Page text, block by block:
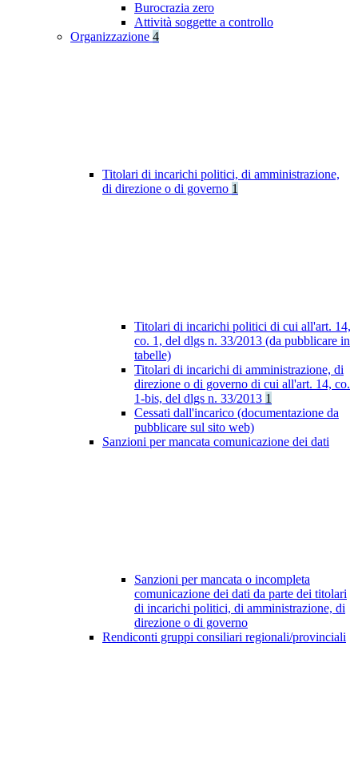
Burocrazia zero
Attività soggette a controllo
Organizzazione 4
Titolari di incarichi politici, di amministrazione,
di direzione o di governo 1
Titolari di incarichi politici di cui all'art. 14,
co. 1, del dlgs n. 33/2013 (da pubblicare in
tabelle)
Titolari di incarichi di amministrazione, di
direzione o di governo di cui all'art. 14, co.
1-bis, del dlgs n. 33/2013 1
Cessati dall'incarico (documentazione da
pubblicare sul sito web)
Sanzioni per mancata comunicazione dei dati
Sanzioni per mancata o incompleta
comunicazione dei dati da parte dei titolari
di incarichi politici, di amministrazione, di
direzione o di governo
Rendiconti gruppi consiliari regionali/provinciali